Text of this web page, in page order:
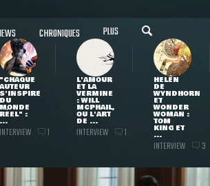
CHRONIQUES PLUS
"CHAQUE
AUTEUR
S'INSPIRE
DU
MONDE
RÉEL" :
...
INTERVIEW 1
L'AMOUR
ET LA
VERMINE
: WILL
MCPHAIL,
OU L'ART
DE ...
INTERVIEW 1
HELEN
DE
WYNDHORN
ET
WONDER
WOMAN :
TOM
KING ET
...
INTERVIEW 3